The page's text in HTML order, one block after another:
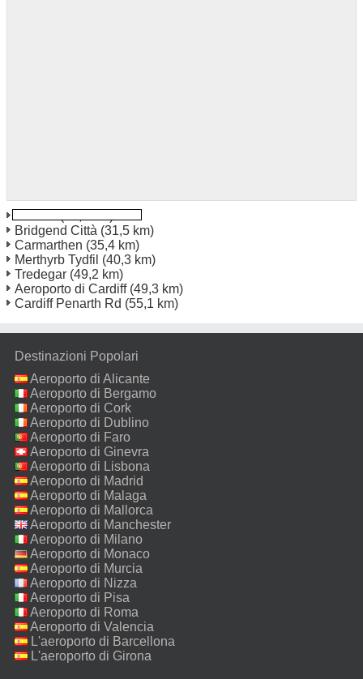
Bridgend Città (31,5 km)
Carmarthen (35,4 km)
Merthyrb Tydfil (40,3 km)
Tredegar (49,2 km)
Aeroporto di Cardiff(49,3 km)
Cardiff Penarth Rd (55,1 km)
Destinazioni Popolari
Aeroporto di Alicante
Aeroporto di Bergamo
Aeroporto di Cork
Aeroporto di Dublino
Aeroporto di Faro
Aeroporto di Ginevra
Aeroporto di Lisbona
Aeroporto di Madrid
Aeroporto di Malaga
Aeroporto di Mallorca
Aeroporto di Manchester
Aeroporto di Milano
Malpensa
Aeroporto di Monaco
Aeroporto di Murcia
Aeroporto di Nizza
Aeroporto di Pisa
Aeroporto di Roma
Fiumicino
Aeroporto di Valencia
L'aeroporto di Barcellona
L'aeroporto di Girona